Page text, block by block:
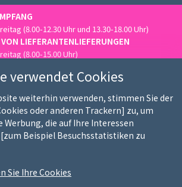
(8.00-12.30 Uhr und 13.30-18.00 Uhr)
LIEFERANTENLIEFERUNGEN
(8.00-15.00 Uhr)
Unsere Kunden
Unsere Marken
verwendet Cookies
weiterhin verwenden, stimmen Sie der
oder anderen Trackern] zu, um
Werbung, die auf Ihre Interessen
Beispiel Besuchsstatistiken zu
Sie Ihre Cookies